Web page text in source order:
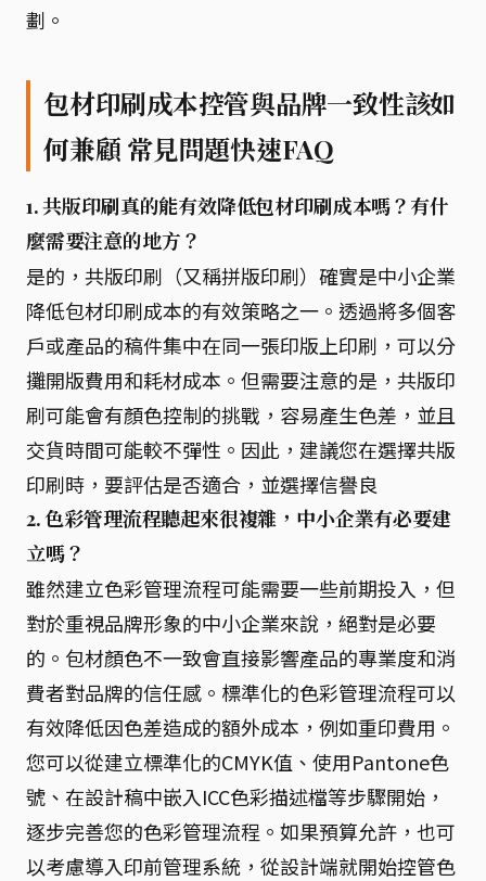
劃。
包材印刷成本控管與品牌一致性該如
何兼顧 常見問題快速FAQ
1. 共版印刷真的能有效降低包材印刷成本嗎？有什
麼需要注意的地方？
是的，共版印刷（又稱拼版印刷）確實是中小企業
降低包材印刷成本的有效策略之一。透過將多個客
戶或產品的稿件集中在同一張印版上印刷，可以分
攤開版費用和耗材成本。但需要注意的是，共版印
刷可能會有顏色控制的挑戰，容易產生色差，並且
交貨時間可能較不彈性。因此，建議您在選擇共版
印刷時，要評估是否適合，並選擇信譽良
2. 色彩管理流程聽起來很複雜，中小企業有必要建
立嗎？
雖然建立色彩管理流程可能需要一些前期投入，但
對於重視品牌形象的中小企業來說，絕對是必要
的。包材顏色不一致會直接影響產品的專業度和消
費者對品牌的信任感。標準化的色彩管理流程可以
有效降低因色差造成的額外成本，例如重印費用。
您可以從建立標準化的CMYK值、使用Pantone色
號、在設計稿中嵌入ICC色彩描述檔等步驟開始，
逐步完善您的色彩管理流程。如果預算允許，也可
以考慮導入印前管理系統，從設計端就開始控管色